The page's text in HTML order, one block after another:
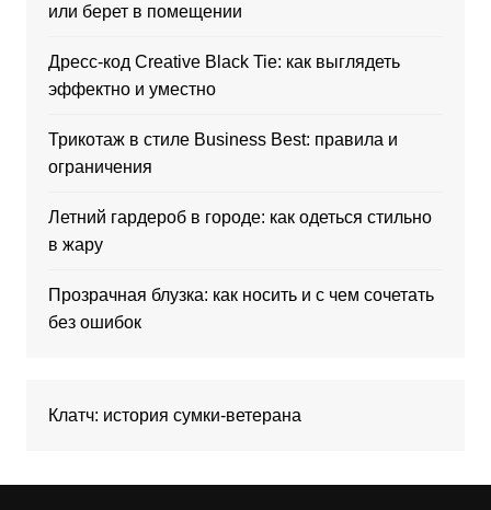
или берет в помещении
Дресс-код Creative Black Tie: как выглядеть
эффектно и уместно
Трикотаж в стиле Business Best: правила и
ограничения
Летний гардероб в городе: как одеться стильно
в жару
Прозрачная блузка: как носить и с чем сочетать
без ошибок
Клатч: история сумки-ветерана